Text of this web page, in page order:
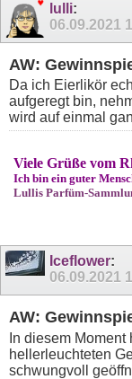
lulli:
06.09.2021
AW:
Da ich Eierlikör
aufgeregt bin,
wird auf einmal
Viele Grüße vom
Ich bin ein guter
Lullis Parfüm-
Iceflower:
06.09.2021
AW:
In diesem
hellerleuchteten
schwungvoll